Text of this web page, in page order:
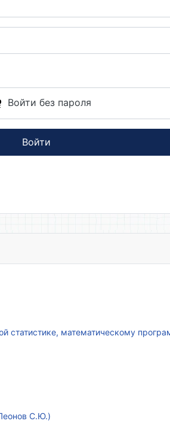
статистике, математическому
С.Ю.)
Войти без пароля
Войти